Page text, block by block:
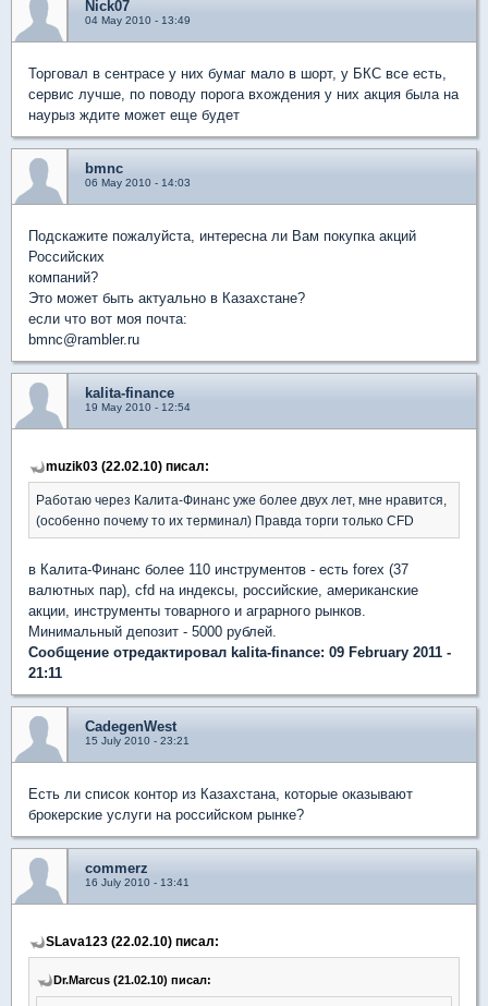
Nick07
04 May 2010 - 13:49
Торговал в сентрасе у них бумаг мало в шорт, у БКС все есть,
сервис лучше, по поводу порога вхождения у них акция была на
наурыз ждите может еще будет
bmnc
06 May 2010 - 14:03
Подскажите пожалуйста, интересна ли Вам покупка акций
Российских
компаний?
Это может быть актуально в Казахстане?
если что вот моя почта:
bmnc@rambler.ru
kalita-finance
19 May 2010 - 12:54
muzik03 (22.02.10) писал:
Работаю через Калита-Финанс уже более двух лет, мне нравится,
(особенно почему то их терминал) Правда торги только CFD
в Калита-Финанс более 110 инструментов - есть forex (37
валютных пар), cfd на индексы, российские, американские
акции, инструменты товарного и аграрного рынков.
Минимальный депозит - 5000 рублей.
Сообщение отредактировал kalita-finance: 09 February 2011 -
21:11
CadegenWest
15 July 2010 - 23:21
Есть ли список контор из Казахстана, которые оказывают
брокерские услуги на российском рынке?
commerz
16 July 2010 - 13:41
SLava123 (22.02.10) писал:
Dr.Marcus (21.02.10) писал: